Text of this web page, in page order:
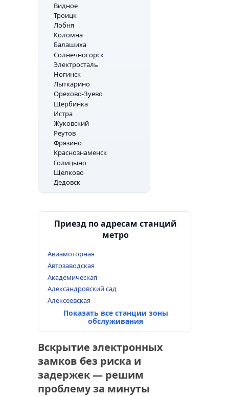
Видное
Троицк
Лобня
Коломна
Балашиха
Солнечногорск
Электросталь
Ногинск
Лыткарино
Орехово-Зуево
Щербинка
Истра
Жуковский
Реутов
Фрязино
Краснознаменск
Голицыно
Щелково
Дедовск
Приезд по адресам станций
метро
Авиамоторная
Автозаводская
Академическая
Александровский сад
Алексеевская
Показать все станции зоны
обслуживания
Вскрытие электронных
замков без риска и
задержек — решим
проблему за минуты